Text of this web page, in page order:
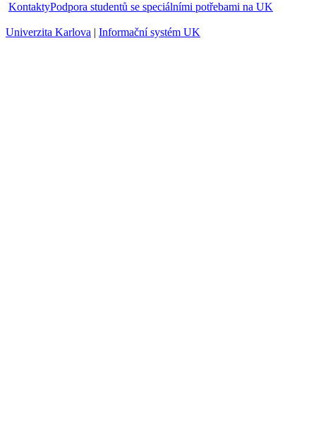
KontaktyPodpora studentů se speciálními potřebami na UK
Univerzita Karlova | Informační systém UK